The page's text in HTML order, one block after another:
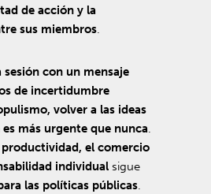
de acción y la
sus miembros.
con un mensaje
de incertidumbre
volver a las ideas
más urgente que nunca.
productividad, el comercio
individual sigue
las políticas públicas.